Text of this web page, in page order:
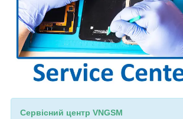
Сервісний центр VNGSM